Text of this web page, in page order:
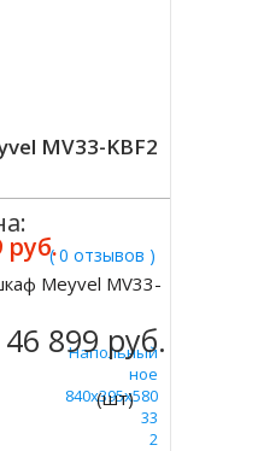
MV33-KBF2
( 0 отзывов )
Напольный
Компрессорное
840х395х580
33
2
руб.
Meyvel MV33-
46 899 руб.
(шт)